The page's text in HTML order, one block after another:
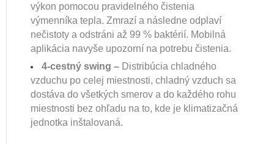
výkon pomocou pravidelného čistenia
výmenníka tepla. Zmrazí a následne odplaví
nečistoty a odstráni až 99 % baktérií. Mobilná
aplikácia navyše upozorní na potrebu čistenia.
4-cestný swing – Distribúcia chladného
vzduchu po celej miestnosti, chladný vzduch sa
dostáva do všetkých smerov a do každého rohu
miestnosti bez ohľadu na to, kde je klimatizačná
jednotka inštalovaná.